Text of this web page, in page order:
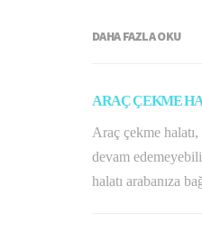
DAHA FAZLA OKU
ARAÇ ÇEKME
Araç çekme
devam
halatı arabanıza